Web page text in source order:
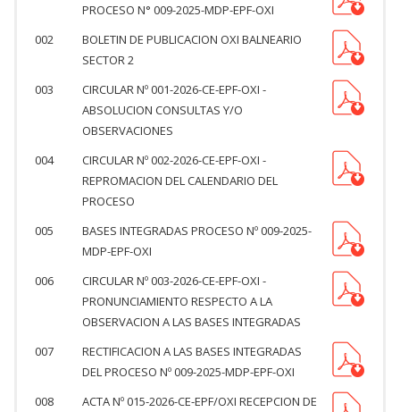
PROCESO N° 009-2025-MDP-EPF-OXI
002
BOLETIN DE PUBLICACION OXI BALNEARIO
SECTOR 2
003
CIRCULAR Nº 001-2026-CE-EPF-OXI -
ABSOLUCION CONSULTAS Y/O
OBSERVACIONES
004
CIRCULAR Nº 002-2026-CE-EPF-OXI -
REPROMACION DEL CALENDARIO DEL
PROCESO
005
BASES INTEGRADAS PROCESO Nº 009-2025-
MDP-EPF-OXI
006
CIRCULAR Nº 003-2026-CE-EPF-OXI -
PRONUNCIAMIENTO RESPECTO A LA
OBSERVACION A LAS BASES INTEGRADAS
007
RECTIFICACION A LAS BASES INTEGRADAS
DEL PROCESO Nº 009-2025-MDP-EPF-OXI
008
ACTA Nº 015-2026-CE-EPF/OXI RECEPCION DE